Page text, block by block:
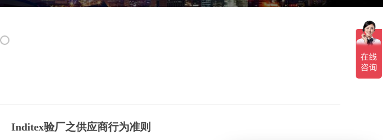
Inditex验厂之供应商行为准则